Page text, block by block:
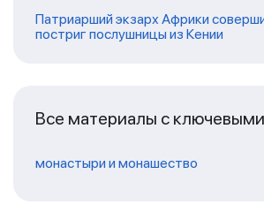
Патриарший экзарх Африки
постриг послушницы из Кении
Все материалы с
монастыри и монашество